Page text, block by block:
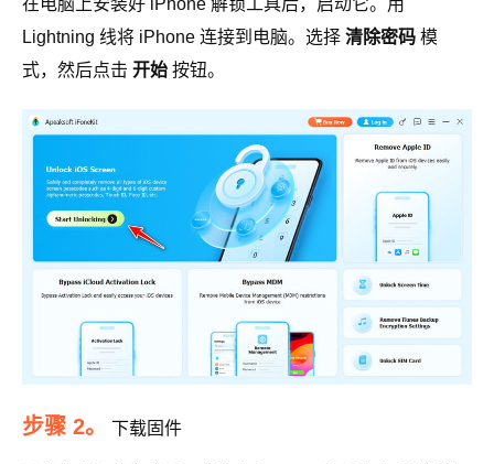
在电脑上安装好 iPhone 解锁工具后，启动它。用
Lightning 线将 iPhone 连接到电脑。选择 清除密码 模
式，然后点击 开始 按钮。
步骤 2。 下载固件